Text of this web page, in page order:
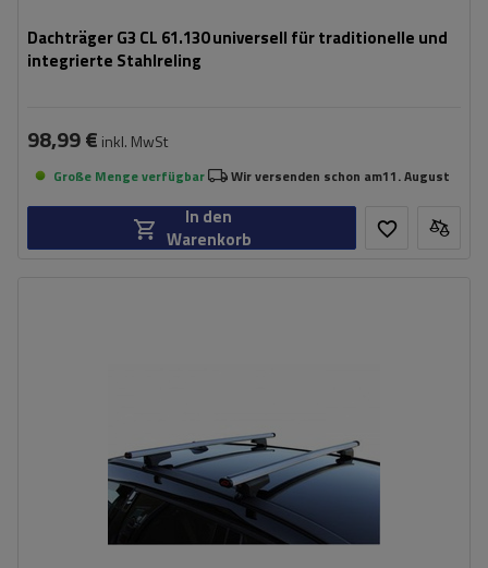
Dachträger G3 CL 61.130 universell für traditionelle und
integrierte Stahlreling
98,99 € inkl. MwSt
Große Menge verfügbar Wir versenden schon am11. August
In den
Warenkorb